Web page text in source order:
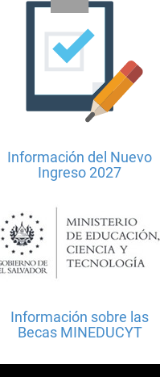
Información del Nuevo
Ingreso 2027
Información sobre las
Becas MINEDUCYT